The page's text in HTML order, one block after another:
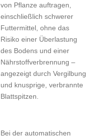
von Pflanze auftragen,
einschließlich schwerer
Futtermittel, ohne das
Risiko einer Überlastung
des Bodens und einer
Nährstoffverbrennung –
angezeigt durch Vergilbung
und knusprige, verbrannte
Blattspitzen.
Bei der automatischen